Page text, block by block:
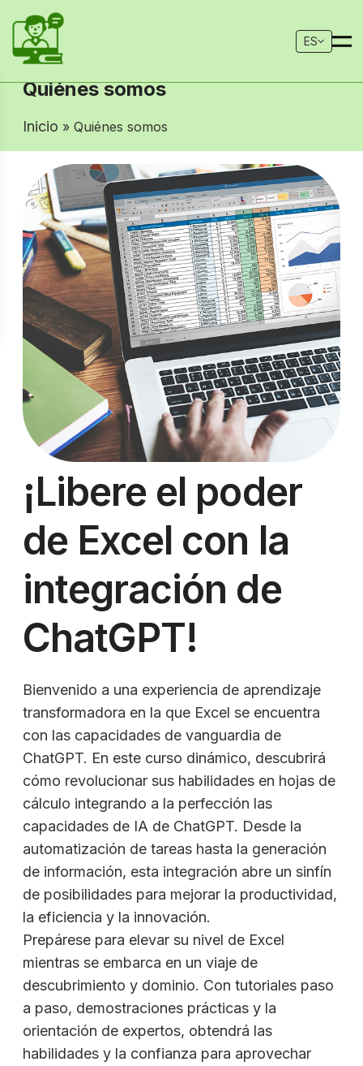
ES
Quiénes somos
Inicio » Quiénes somos
¡Libere el poder
de Excel con la
integración de
ChatGPT!
Bienvenido a una experiencia de aprendizaje
transformadora en la que Excel se encuentra
con las capacidades de vanguardia de
ChatGPT. En este curso dinámico, descubrirá
cómo revolucionar sus habilidades en hojas de
cálculo integrando a la perfección las
capacidades de IA de ChatGPT. Desde la
automatización de tareas hasta la generación
de información, esta integración abre un sinfín
de posibilidades para mejorar la productividad,
la eficiencia y la innovación.
Prepárese para elevar su nivel de Excel
mientras se embarca en un viaje de
descubrimiento y dominio. Con tutoriales paso
a paso, demostraciones prácticas y la
orientación de expertos, obtendrá las
habilidades y la confianza para aprovechar